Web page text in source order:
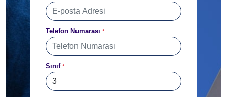
Telefon Numarası *
Sınıf *